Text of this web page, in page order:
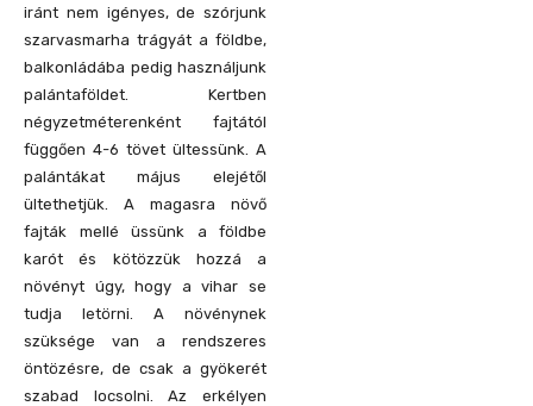
iránt nem igényes, de szórjunk
szarvasmarha trágyát a földbe,
balkonládába pedig használjunk
palántaföldet. Kertben
négyzetméterenként fajtától
függően 4-6 tövet ültessünk. A
palántákat május elejétől
ültethetjük. A magasra növő
fajták mellé üssünk a földbe
karót és kötözzük hozzá a
növényt úgy, hogy a vihar se
tudja letörni. A növénynek
szüksége van a rendszeres
öntözésre, de csak a gyökerét
szabad locsolni. Az erkélyen